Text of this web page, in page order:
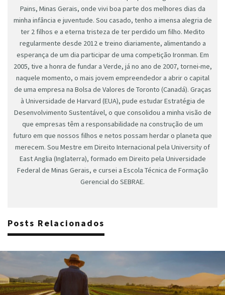
Pains, Minas Gerais, onde vivi boa parte dos melhores dias da
minha infância e juventude. Sou casado, tenho a imensa alegria de
ter 2 filhos e a eterna tristeza de ter perdido um filho. Medito
regularmente desde 2012 e treino diariamente, alimentando a
esperança de um dia participar de uma competição Ironman. Em
2005, tive a honra de fundar a Verde, já no ano de 2007, tornei-me,
naquele momento, o mais jovem empreendedor a abrir o capital
de uma empresa na Bolsa de Valores de Toronto (Canadá). Graças
à Universidade de Harvard (EUA), pude estudar Estratégia de
Desenvolvimento Sustentável, o que consolidou a minha visão de
que empresas têm a responsabilidade na construção de um
futuro em que nossos filhos e netos possam herdar o planeta que
merecem. Sou Mestre em Direito Internacional pela University of
East Anglia (Inglaterra), formado em Direito pela Universidade
Federal de Minas Gerais, e cursei a Escola Técnica de Formação
Gerencial do SEBRAE.
Posts Relacionados